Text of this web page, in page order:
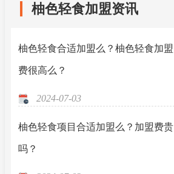
柚色轻食加盟资讯
柚色轻食合适加盟么？柚色轻食加盟
费很高么？
2024-07-03
柚色轻食项目合适加盟么？加盟费贵
吗？